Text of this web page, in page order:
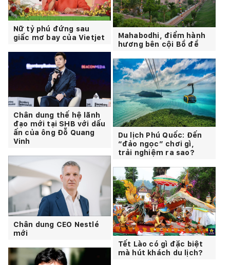
Nữ tỷ phú đứng sau
giấc mơ bay của Vietjet
Chân dung thế hệ lãnh
đạo mới tại SHB với dấu
ấn của ông Đỗ Quang
Vinh
Chân dung CEO Nestlé
mới
Mahabodhi, điểm hành
hương bên cội Bồ đề
Du lịch Phú Quốc: Đến
“đảo ngọc” chơi gì,
trải nghiệm ra sao?
Tết Lào có gì đặc biệt
mà hút khách du lịch?